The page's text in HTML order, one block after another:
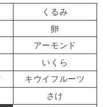
くるみ
卵
アーモンド
いくら
キウイフルーツ
さけ